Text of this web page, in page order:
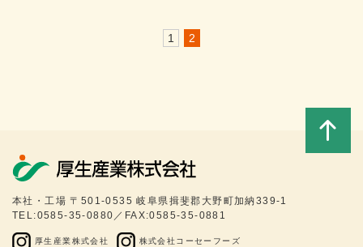
1 2
本社・工場 〒501-0535 岐阜県揖斐郡大野町加納339-1
TEL:0585-35-0880／FAX:0585-35-0881
厚生産業株式会社 株式会社コーセーフーズ